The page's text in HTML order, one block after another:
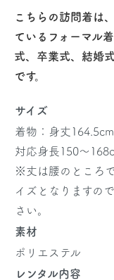
こちらの訪問着は
ているフォーマル
式、卒業式、結婚
です。
サイズ
着物：身丈
対応身長150～
※丈は腰のところ
イズとなりますの
さい。
素材
ポリエステル
レンタル内容